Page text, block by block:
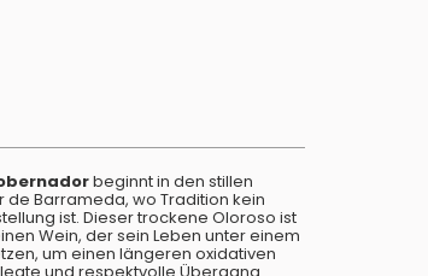
beginnt in den stillen
de Barrameda, wo Tradition kein
ist. Dieser trockene Oloroso ist
Wein, der sein Leben unter einem
um einen längeren oxidativen